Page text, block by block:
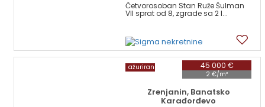
Četvorosoban Stan Ruže Šulman
VII sprat od 8, zgrade sa 2 l...
45 000 €
2 €/m²
ažuriran
Zrenjanin, Banatsko
Karađorđevo